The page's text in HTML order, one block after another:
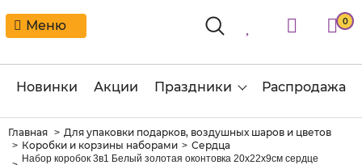
Меню 0
Новинки Акции Праздники Распродажа
Главная
Для упаковки подарков, воздушных шаров и цветов
Коробки и корзины наборами
Сердца
Набор коробок 3в1 Белый золотая оконтовка 20x22x9см сердце